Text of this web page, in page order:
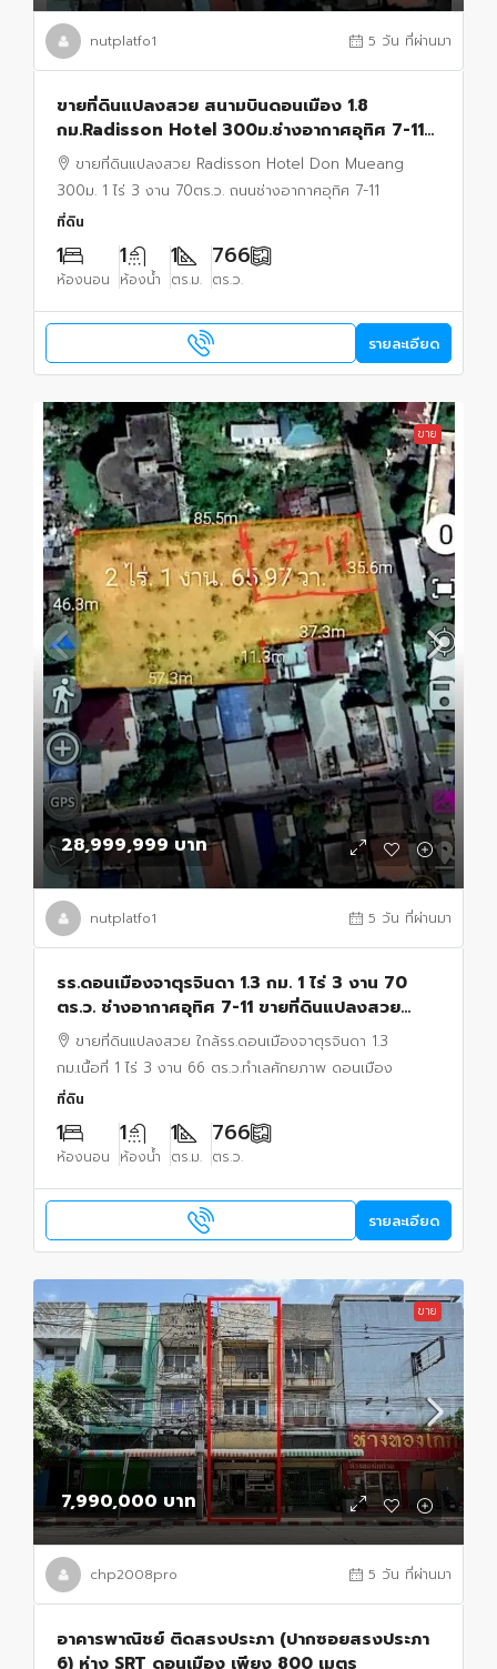
nutplatfo1 5 วัน ที่ผ่านมา
ขายที่ดินแปลงสวย สนามบินดอนเมือง 1.8
กม.Radisson Hotel 300ม.ช่างอากาศอุทิศ 7-11
รร.ดอนเมืองจาตุรจินดา 1.3 กม. 1 ไร่ 3 งาน 70
ตร.ว.
ขายที่ดินแปลงสวย Radisson Hotel Don Mueang
300ม. 1 ไร่ 3 งาน 70ตร.ว. ถนนช่างอากาศอุทิศ 7-11
ที่ดิน
1
ห้องนอน
1
ห้องน้ำ
1
ตร.ม.
766
ตร.ว.
รายละเอียด
ขาย
28,999,999 บาท
nutplatfo1 5 วัน ที่ผ่านมา
รร.ดอนเมืองจาตุรจินดา 1.3 กม. 1 ไร่ 3 งาน 70
ตร.ว. ช่างอากาศอุทิศ 7-11 ขายที่ดินแปลงสวย
Radisson Hotel 300ม. สนามบินดอนเมือง 1.8
ขายที่ดินแปลงสวย ใกล้รร.ดอนเมืองจาตุรจินดา 1.3
กม.เนื้อที่ 1 ไร่ 3 งาน 66 ตร.ว.ทำเลศักยภาพ ดอนเมือง
ที่ดิน
1
ห้องนอน
1
ห้องน้ำ
1
ตร.ม.
766
ตร.ว.
รายละเอียด
ขาย
7,990,000 บาท
chp2008pro 5 วัน ที่ผ่านมา
อาคารพาณิชย์ ติดสรงประภา (ปากซอยสรงประภา
6) ห่าง SRT ดอนเมือง เพียง 800 เมตร